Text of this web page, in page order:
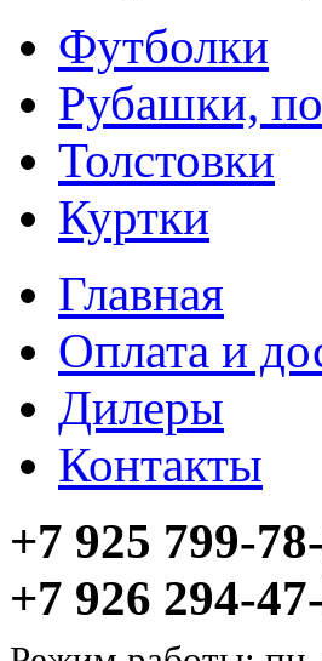
Футболки
Рубашки,
Толстовки
Куртки
Главная
Оплата и
Дилеры
Контакты
+7 925 799-
+7 926 294-